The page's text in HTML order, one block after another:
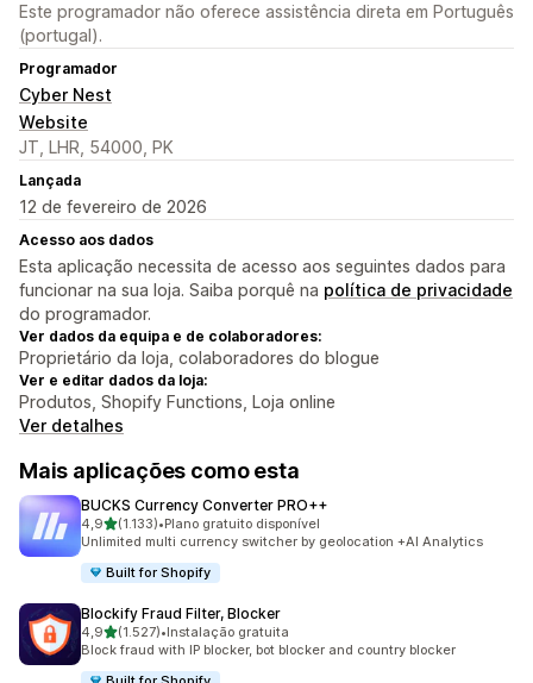
Este programador não oferece assistência direta em Português
(portugal).
Programador
Cyber Nest
Website
JT, LHR, 54000, PK
Lançada
12 de fevereiro de 2026
Acesso aos dados
Esta aplicação necessita de acesso aos seguintes dados para
funcionar na sua loja. Saiba porquê na política de privacidade
do programador.
Ver dados da equipa e de colaboradores:
Proprietário da loja, colaboradores do blogue
Ver e editar dados da loja:
Produtos, Shopify Functions, Loja online
Ver detalhes
Mais aplicações como esta
BUCKS Currency Converter PRO++
4,9de 5 estrelas
(1.133)
1133 total de avaliações
•Plano gratuito disponível
Unlimited multi currency switcher by geolocation +AI Analytics
Built for Shopify
Blockify Fraud Filter, Blocker
4,9de 5 estrelas
(1.527)
1527 total de avaliações
•Instalação gratuita
Block fraud with IP blocker, bot blocker and country blocker